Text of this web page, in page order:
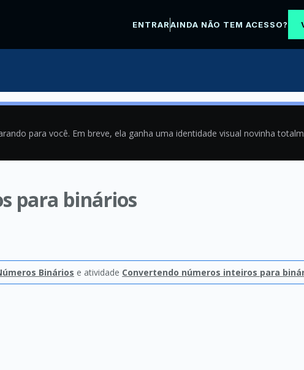
ENTRARAINDA NÃO TEM ACESSO?
para você. Em breve, ela ganha uma identidade visual novinha
para binários
Binários e atividade Convertendo números inteiros para